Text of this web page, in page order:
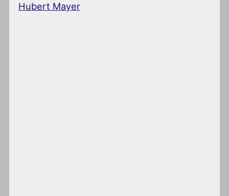
Hubert Mayer